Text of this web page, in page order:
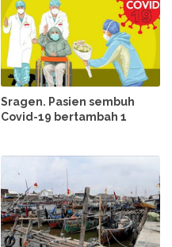
Sragen. Pasien sembuh
Covid-19 bertambah 1